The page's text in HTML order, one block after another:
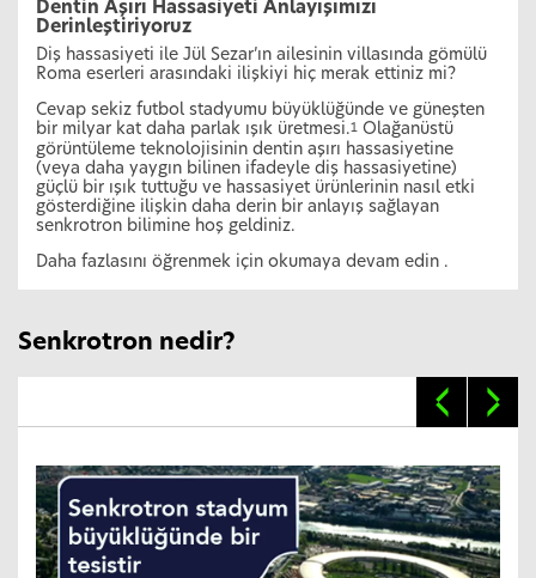
Dentin Aşırı Hassasiyeti Anlayışımızı
Derinleştiriyoruz
Diş hassasiyeti ile Jül Sezar’ın ailesinin villasında gömülü
Roma eserleri arasındaki ilişkiyi hiç merak ettiniz mi?
Cevap sekiz futbol stadyumu büyüklüğünde ve güneşten
bir milyar kat daha parlak ışık üretmesi.1
Olağanüstü
görüntüleme teknolojisinin dentin aşırı hassasiyetine
(veya daha yaygın bilinen ifadeyle diş hassasiyetine)
güçlü bir ışık tuttuğu ve hassasiyet ürünlerinin nasıl etki
gösterdiğine ilişkin daha derin bir anlayış sağlayan
senkrotron bilimine hoş geldiniz.
Daha fazlasını öğrenmek için okumaya devam edin .
Senkrotron nedir?